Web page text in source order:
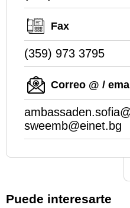
Fax
(359) 973 3795
Correo @ /
sweemb@einet.bg
Puede interesarte